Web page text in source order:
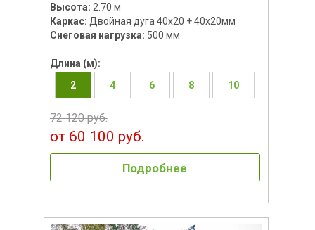
Высота: 2.70 м
Каркас: Двойная дуга 40x20 + 40х20мм
Снеговая нагрузка: 500 мм
Длина (м):
2
4 6 8 10
72 120 руб.
от 60 100 руб.
Подробнее